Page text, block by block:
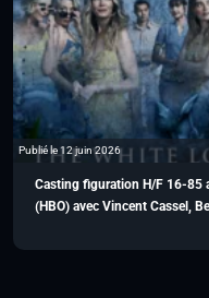
Publié le 12 juin 2026
Casting figuration H/F 16-85
(HBO) avec Vincent Cassel,